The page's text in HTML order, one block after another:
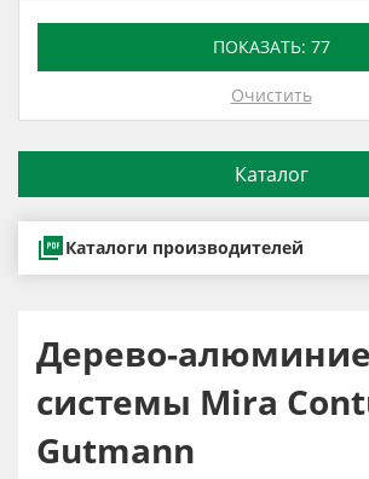
ПОКАЗАТЬ: 77
Очистить
Каталог
Каталоги производителей
Дерево-
системы Mira
Gutmann